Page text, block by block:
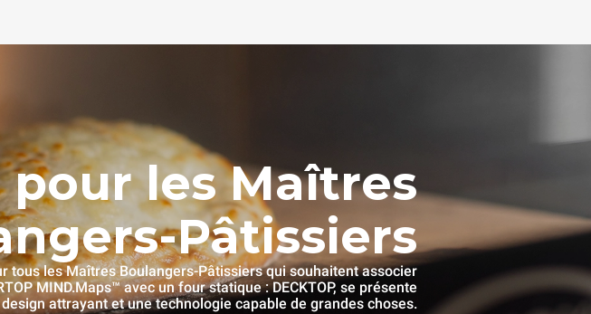
pour les Maîtres
Pâtissiers
tous les Maîtres Boulangers-Pâtissiers qui souhaitent associer
MIND.Maps™ avec un four statique : DECKTOP, se présente
attrayant et une technologie capable de grandes choses.